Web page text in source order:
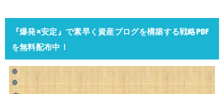
『爆発×安定』で素早く資産ブログを構築する戦略PDF
を無料配布中！